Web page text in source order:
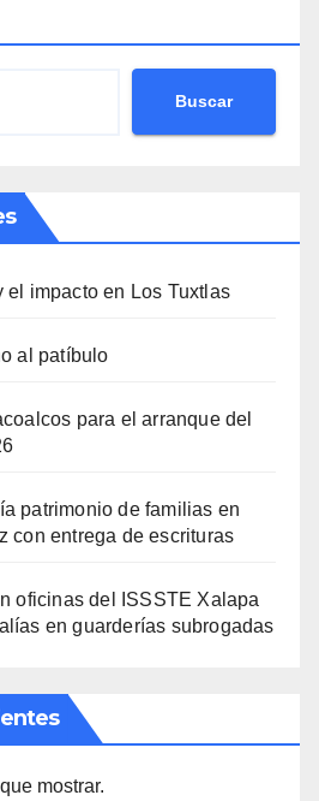
Buscar
el impacto en Los Tuxtlas
al patíbulo
para el arranque del
patrimonio de familias en
con entrega de escrituras
oficinas del ISSSTE Xalapa
en guarderías subrogadas
mostrar.